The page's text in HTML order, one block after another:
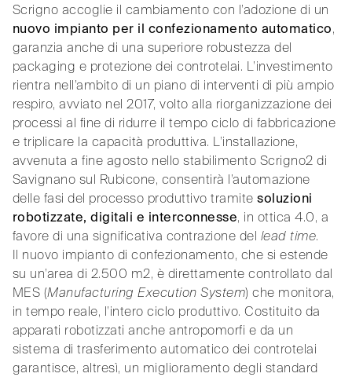
Scrigno accoglie il cambiamento con l’adozione di un
nuovo impianto per il confezionamento automatico,
garanzia anche di una superiore robustezza del
packaging e protezione dei controtelai. L’investimento
rientra nell’ambito di un piano di interventi di più ampio
respiro, avviato nel 2017, volto alla riorganizzazione dei
processi al fine di ridurre il tempo ciclo di fabbricazione
e triplicare la capacità produttiva. L’installazione,
avvenuta a fine agosto nello stabilimento Scrigno2 di
Savignano sul Rubicone, consentirà l’automazione
delle fasi del processo produttivo tramitesoluzioni
robotizzate, digitali e interconnesse, in ottica 4.0, a
favore di una significativa contrazione del lead time.
Il nuovo impianto di confezionamento, che si estende
su un’area di 2.500 m2, è direttamente controllato dal
MES (Manufacturing Execution System) che monitora,
in tempo reale, l’intero ciclo produttivo. Costituito da
apparati robotizzati anche antropomorfi e da un
sistema di trasferimento automatico dei controtelai
garantisce, altresì, un miglioramento degli standard